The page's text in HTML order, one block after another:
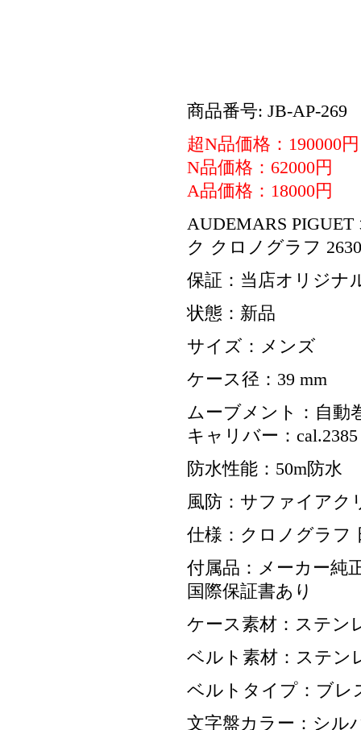
商品番号: JB-AP-269
超N品価格：190000円
N品価格：62000円
A品価格：18000円
AUDEMARS
ク クロノグラフ
保証：当店オリジナ
状態：新品
サイズ：メンズ
ケース径：39 mm
ムーブメント：自動
キャリバー：cal.2385
防水性能：50m防水
風防：サファイアク
仕様：クロノグラフ
付属品：メーカー純
国際保証書あり
ケース素材：ステン
ベルト素材：ステン
ベルトタイプ：ブレ
文字盤カラー：シル